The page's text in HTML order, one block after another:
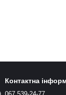
Контактна